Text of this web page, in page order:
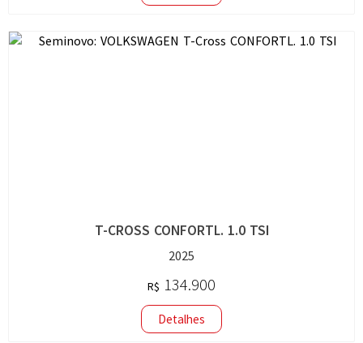
T-CROSS CONFORTL. 1.0 TSI
2025
R$ 134.900
Detalhes